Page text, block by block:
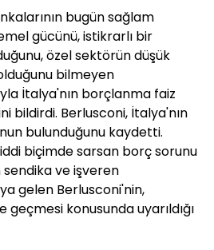
bugün sağlam
gücünü, istikrarlı bir
özel sektörün düşük
bilmeyen
İtalya'nın borçlanma faiz
bildirdi. Berlusconi, İtalya'nın
bulunduğunu kaydetti.
biçimde sarsan borç sorunu
ve işveren
gelen Berlusconi'nin,
konusunda uyarıldığı